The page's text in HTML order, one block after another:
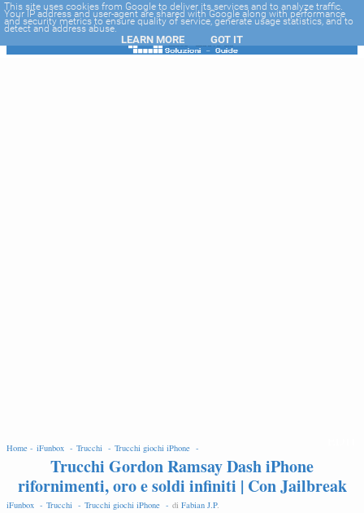
-->
Home - iFunbox - Trucchi - Trucchi giochi iPhone -
Trucchi Gordon Ramsay Dash iPhone
rifornimenti, oro e soldi infiniti | Con Jailbreak
iFunbox - Trucchi - Trucchi giochi iPhone - di Fabian J.P.
This site uses cookies from Google to deliver its services and to analyze traffic.
Your IP address and user-agent are shared with Google along with performance
and security metrics to ensure quality of service, generate usage statistics, and to
detect and address abuse.
LEARN MORE GOT IT